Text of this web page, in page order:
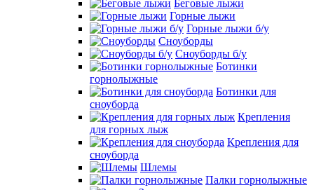
Беговые лыжи
Горные лыжи
Горные лыжи б/у
Сноуборды
Сноуборды б/у
Ботинки
горнолыжные
Ботинки для
сноуборда
Крепления
для горных лыж
Крепления для
сноуборда
Шлемы
Палки горнолыжные